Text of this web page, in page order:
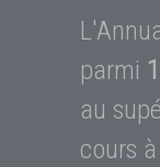
parmi
au
cours